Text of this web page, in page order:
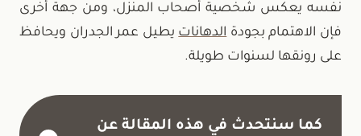
نفسه يعكس شخصية أصحاب المنزل، ومن جهة أخرى
فإن الاهتمام بجودةالدهاناتيطيل عمر الجدران ويحافظ
على رونقها لسنوات طويلة.
كما سنتحدث في هذه المقالة عن